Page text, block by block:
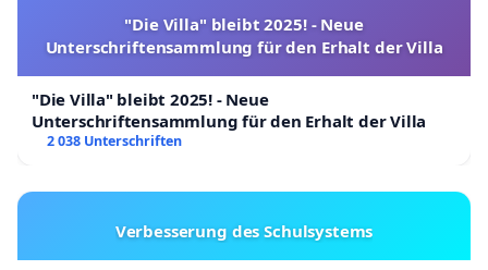
"Die Villa" bleibt 2025! - Neue
Unterschriftensammlung für den Erhalt der Villa
"Die Villa" bleibt 2025! - Neue
Unterschriftensammlung für den Erhalt der Villa
2 038 Unterschriften
Verbesserung des Schulsystems